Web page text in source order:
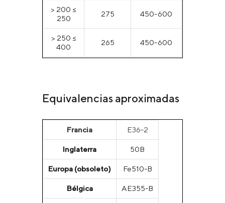
> 200 ≤
250
275 450-600
> 250 ≤
400
265 450-600
Equivalencias aproximadas
Francia E36-2
Inglaterra 50B
Europa (obsoleto) Fe510-B
Bélgica AE355-B